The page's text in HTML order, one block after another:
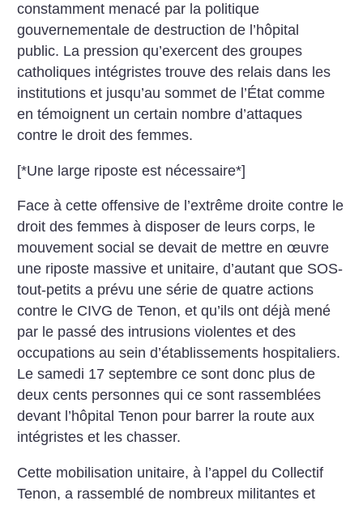
constamment menacé par la politique
gouvernementale de destruction de l’hôpital
public. La pression qu’exercent des groupes
catholiques intégristes trouve des relais dans les
institutions et jusqu’au sommet de l’État comme
en témoignent un certain nombre d’attaques
contre le droit des femmes.
[*Une large riposte est nécessaire*]
Face à cette offensive de l’extrême droite contre le
droit des femmes à disposer de leurs corps, le
mouvement social se devait de mettre en œuvre
une riposte massive et unitaire, d’autant que SOS-
tout-petits a prévu une série de quatre actions
contre le CIVG de Tenon, et qu’ils ont déjà mené
par le passé des intrusions violentes et des
occupations au sein d’établissements hospitaliers.
Le samedi 17 septembre ce sont donc plus de
deux cents personnes qui ce sont rassemblées
devant l’hôpital Tenon pour barrer la route aux
intégristes et les chasser.
Cette mobilisation unitaire, à l’appel du Collectif
Tenon, a rassemblé de nombreux militantes et